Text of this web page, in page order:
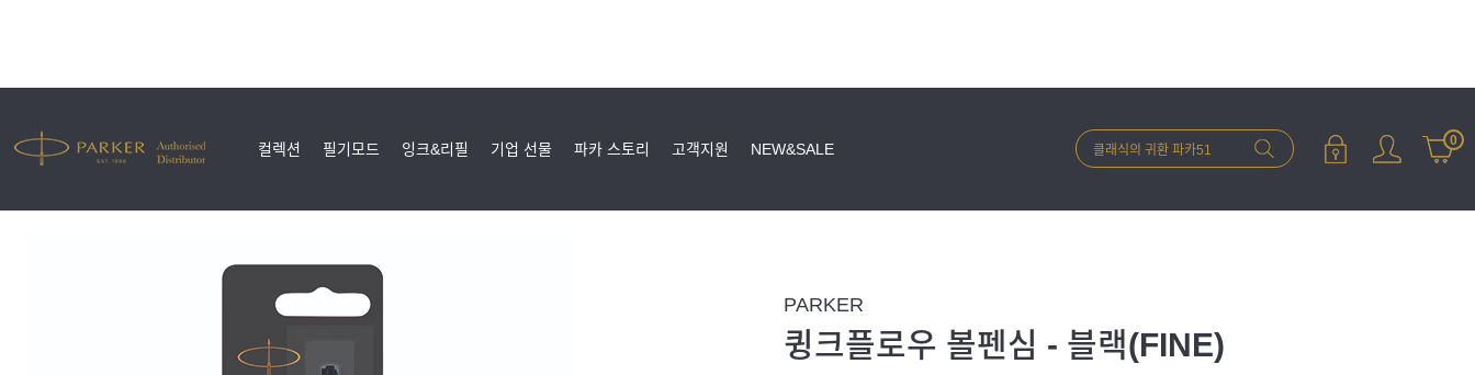
컬렉션 필기모드 잉크&리필 기업 선물 파카 스토리 고객지원 NEW&SALE 0
PARKER
큉크플로우 볼펜심 - 블랙(FINE)